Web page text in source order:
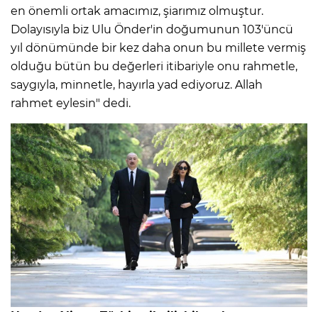
en önemli ortak amacımız, şiarımız olmuştur.
Dolayısıyla biz Ulu Önder'in doğumunun 103'üncü
yıl dönümünde bir kez daha onun bu millete vermiş
olduğu bütün bu değerleri itibariyle onu rahmetle,
saygıyla, minnetle, hayırla yad ediyoruz. Allah
rahmet eylesin" dedi.